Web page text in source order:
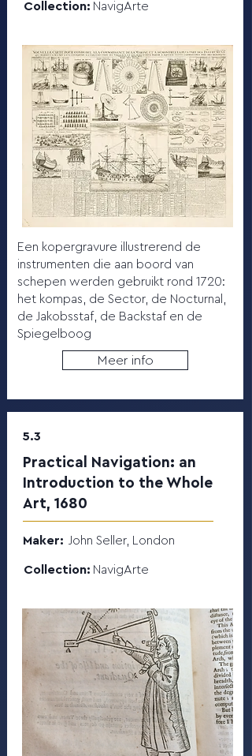
Collection: NavigArte
Een kopergravure illustrerend de
instrumenten die aan boord van
schepen werden gebruikt rond 1720:
het kompas, de Sector, de Nocturnal,
de Jakobsstaf, de Backstaf en de
Spiegelboog
Meer info
5.3
Practical Navigation: an
Introduction to the Whole
Art, 1680
Maker: John Seller, London
Collection: NavigArte